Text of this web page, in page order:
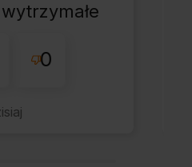
ok, bez
0